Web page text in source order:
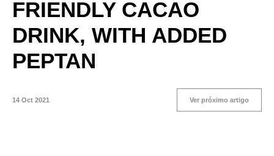
FRIENDLY CACAO
DRINK, WITH ADDED
PEPTAN
14 Oct 2021 Ver próximo artigo